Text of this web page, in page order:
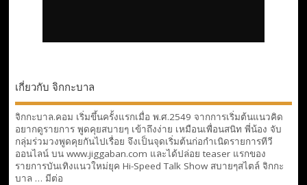
เกี่ยวกับ จิกกะบาล
จิกกะบาล.คอม เริ่มขึ้นครั้งแรกเมื่อ พ.ศ.2549 จากการเริ่มต้นแนวคิด
อยากดูรายการ พูดคุยสบายๆ เข้าถึงง่าย เหมือนเพื่อนสนิท พี่น้อง จับ
กลุ่มร่วมวงพูดคุยกันไปเรื่อย จึงเป็นจุดเริ่มต้นก่อกำเนิดรายการทีวี
ออนไลน์ บน www.jiggaban.com และได้ปล่อย teaser แรกของ
รายการบันเทิงแนวใหม่ยุค Hi-Speed Talk Show สบายๆสไตล์ จิกกะ
บาล … มีต่อ